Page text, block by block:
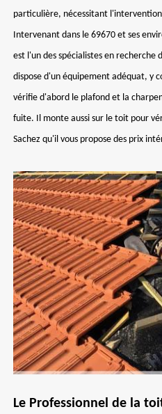
particulière, nécessitant
Intervenant dans le 69670 et ses
est l'un des spécialistes en recherche
dispose d'un équipement adéquat, y
vérifie d'abord le plafond et la
fuite. Il monte aussi sur le toit pour
Sachez qu'il vous propose des prix
Le Professionnel de la